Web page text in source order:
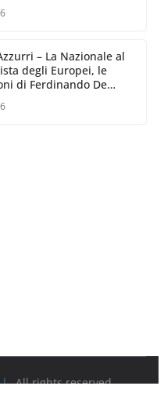
– La Nazionale al
degli Europei, le
di Ferdinando De
. All rights reserved.